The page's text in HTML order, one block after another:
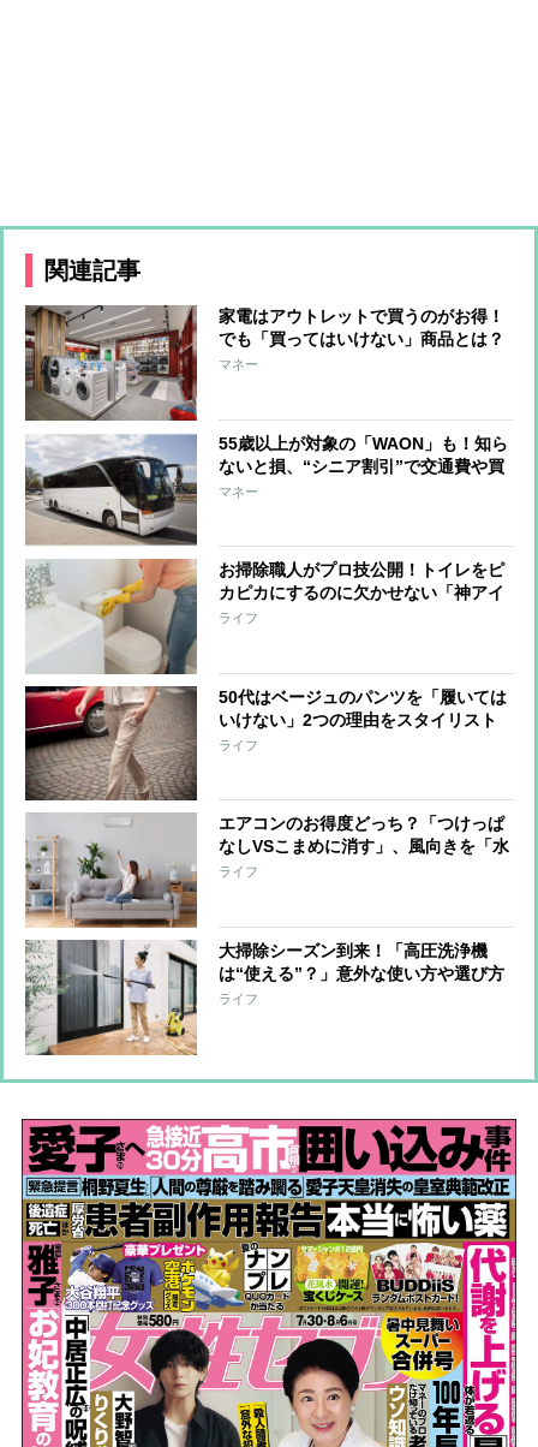
関連記事
家電はアウトレットで買うのがお得！
でも「買ってはいけない」商品とは？
マネー
55歳以上が対象の「WAON」も！知ら
ないと損、“シニア割引”で交通費や買
い物がお得に
マネー
お掃除職人がプロ技公開！トイレをピ
カピカにするのに欠かせない「神アイ
テム」
ライフ
50代はベージュのパンツを「履いては
いけない」2つの理由をスタイリスト
が解説
ライフ
エアコンのお得度どっち？「つけっぱ
なしVSこまめに消す」、風向きを「水
平VS下向き」
ライフ
大掃除シーズン到来！「高圧洗浄機
は“使える”？」意外な使い方や選び方
を家電ライターが解説
ライフ